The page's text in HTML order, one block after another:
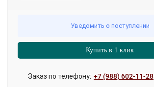
Уведомить о поступлении
Купить в 1 клик
Заказ по телефону: +7 (988) 602-11-28